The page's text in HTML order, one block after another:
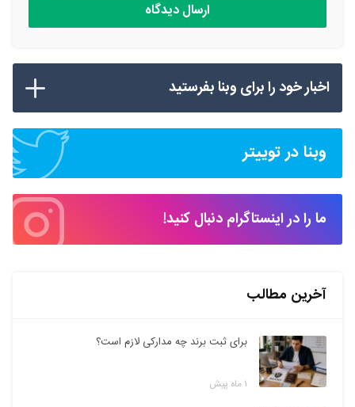
اخبار خود را برای وبنا بفرستید
وبنا در توییتر
ما را در اینستاگرام دنبال کنید!
آخرین مطالب
برای ثبت برند چه مدارکی لازم است؟
۱ ماه پیش